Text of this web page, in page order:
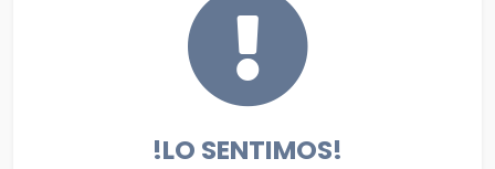
!LO SENTIMOS!